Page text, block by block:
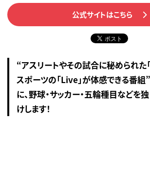
公式サイトはこちら
“アスリートやその試合に秘められた
スポーツの「Live」が体感できる番組
に、野球・サッカー・五輪種目などを
けします！